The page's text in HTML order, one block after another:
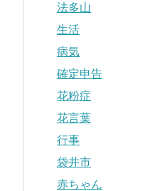
法多山
生活
病気
確定申告
花粉症
花言葉
行事
袋井市
赤ちゃん